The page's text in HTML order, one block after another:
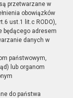
przetwarzane w
obowiązków
ust.1 lit.c RODO),
będącego adresem
danych w
państwowym,
lub organom
do państwa